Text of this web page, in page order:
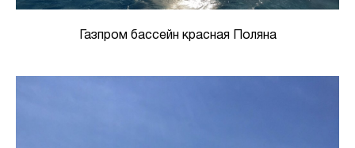
Газпром бассейн красная Поляна